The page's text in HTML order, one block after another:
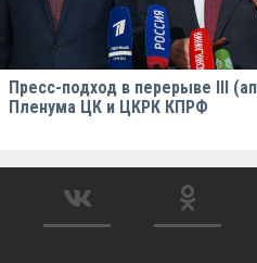
Пресс-подход в перерыве III
Пленума ЦК и ЦКРК КПРФ